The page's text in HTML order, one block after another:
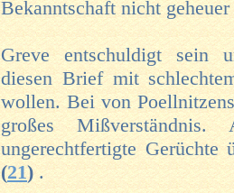
Bekanntschaft nicht
Greve entschuldigt sein
diesen Brief mit
wollen. Bei von
großes Mißverständnis.
ungerechtfertigte Gerüchte
(21).